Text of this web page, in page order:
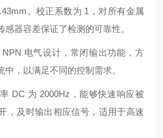
。校正系数为 1，对所有金属
器容差保证了检测的可靠性。
电气设计，常闭输出功能，方
，以满足不同的控制需求。
DC 为 2000Hz，能够快速响应被
，及时输出相应信号，适用于高速